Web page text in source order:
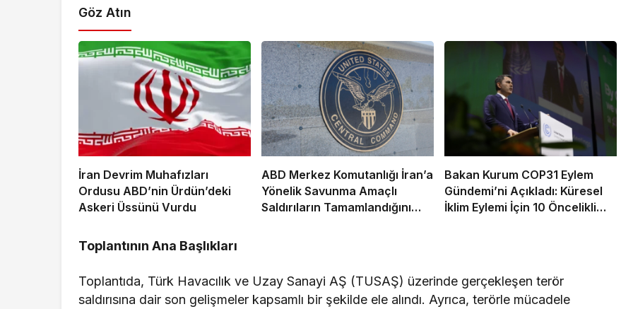
Göz Atın
İran Devrim Muhafızları
Ordusu ABD’nin Ürdün’deki
Askeri Üssünü Vurdu
ABD Merkez Komutanlığı İran’a
Yönelik Savunma Amaçlı
Saldırıların Tamamlandığını
Bakan Kurum COP31 Eylem
Gündemi’ni Açıkladı: Küresel
İklim Eylemi İçin 10 Öncelikli
Toplantının Ana Başlıkları
Toplantıda, Türk Havacılık ve Uzay Sanayi AŞ (TUSAŞ) üzerinde gerçekleşen terör
saldırısına dair son gelişmeler kapsamlı bir şekilde ele alındı. Ayrıca, terörle mücadele